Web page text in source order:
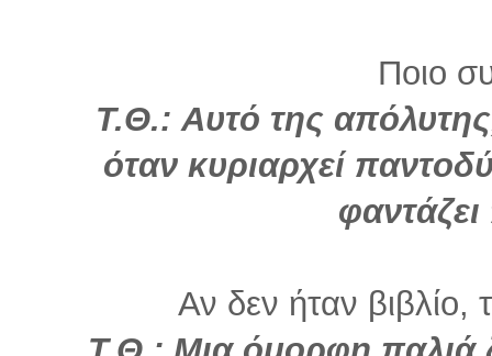
Ποιο
Τ.Θ.: Αυτό της
όταν κυριαρχεί
Αν δεν ήταν βιβλίο,